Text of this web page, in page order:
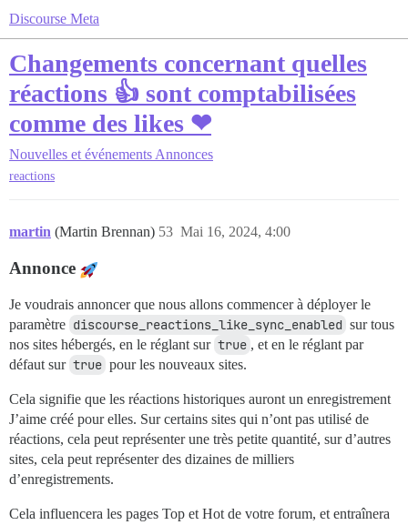
Discourse Meta
Changements concernant quelles
réactions 👍 sont comptabilisées
comme des likes ❤
Nouvelles et événements Annonces
reactions
martin (Martin Brennan) Mai 16, 2024, 4:00
53
Annonce
Je voudrais annoncer que nous allons commencer à déployer le
paramètre discourse_reactions_like_sync_enabled sur tous
nos sites hébergés, en le réglant sur true , et en le réglant par
défaut sur true pour les nouveaux sites.
Cela signifie que les réactions historiques auront un enregistrement
J’aime créé pour elles. Sur certains sites qui n’ont pas utilisé de
réactions, cela peut représenter une très petite quantité, sur d’autres
sites, cela peut représenter des dizaines de milliers
d’enregistrements.
Cela influencera les pages Top et Hot de votre forum, et entraînera